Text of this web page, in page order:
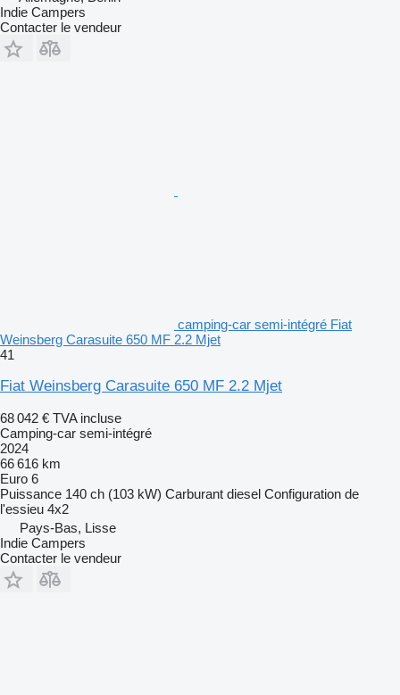
Indie Campers
Contacter le vendeur
camping-car semi-intégré Fiat
Weinsberg Carasuite 650 MF 2.2 Mjet
41
Fiat Weinsberg Carasuite 650 MF 2.2 Mjet
68 042 € TVA incluse
Camping-car semi-intégré
2024
66 616 km
Euro 6
Puissance 140 ch (103 kW) Carburant diesel Configuration de
l'essieu 4x2
Pays-Bas, Lisse
Indie Campers
Contacter le vendeur